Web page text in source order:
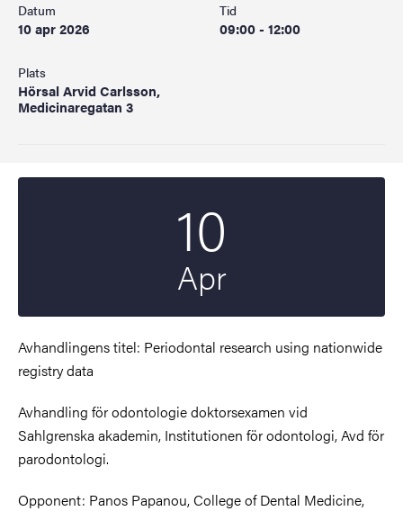
Datum
10 apr 2026
Tid
09:00 - 12:00
Plats
Hörsal Arvid Carlsson,
Medicinaregatan 3
10
Apr
Avhandlingens titel: Periodontal research using nationwide
registry data
Avhandling för odontologie doktorsexamen vid
Sahlgrenska akademin, Institutionen för odontologi, Avd för
parodontologi.
Opponent: Panos Papanou, College of Dental Medicine,